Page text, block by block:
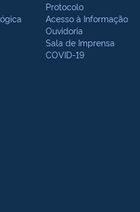
Protocolo
Acesso à Informação
Ouvidoria
Sala de Imprensa
COVID-19